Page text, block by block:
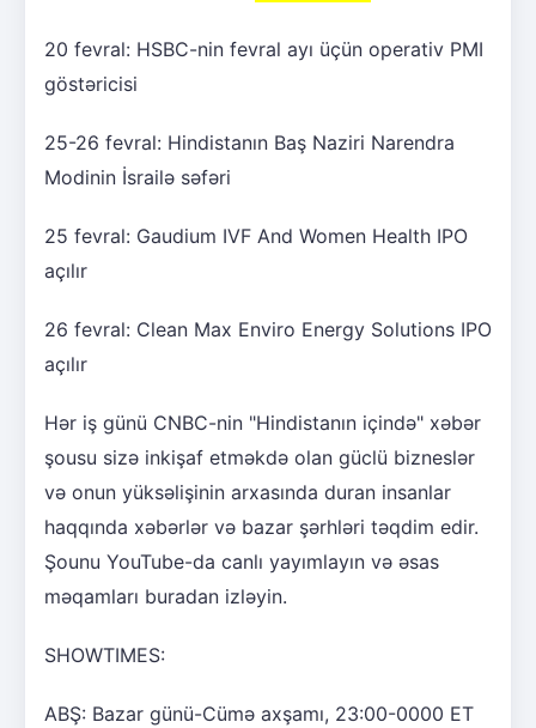
20 fevral: HSBC-nin fevral ayı üçün operativ PMI
göstəricisi
25-26 fevral: Hindistanın Baş Naziri Narendra
Modinin İsrailə səfəri
25 fevral: Gaudium IVF And Women Health IPO
açılır
26 fevral: Clean Max Enviro Energy Solutions IPO
açılır
Hər iş günü CNBC-nin "Hindistanın içində" xəbər
şousu sizə inkişaf etməkdə olan güclü bizneslər
və onun yüksəlişinin arxasında duran insanlar
haqqında xəbərlər və bazar şərhləri təqdim edir.
Şounu YouTube-da canlı yayımlayın və əsas
məqamları buradan izləyin.
SHOWTIMES:
ABŞ: Bazar günü-Cümə axşamı, 23:00-0000 ET